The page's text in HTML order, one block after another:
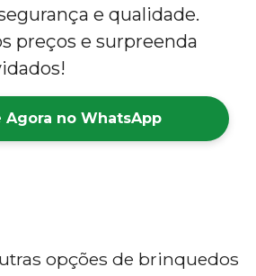
e qualidade.
preços e surpreenda
Agora no WhatsApp
opções de brinquedos